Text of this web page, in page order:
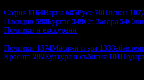
София 1164Варна 685Русе 70Плевен 107
Пловдив 598Бургас 349Ст. Загора 54
Почивки и екскурзии
Почивки 1374Масажи и spa 133
Красота 292Култура и събития 101